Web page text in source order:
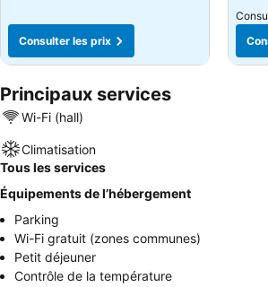
Consulter les prix
Principaux services
Wi-Fi (hall)
Climatisation
Tous les services
Équipements de l’hébergement
Parking
Wi-Fi gratuit (zones communes)
Petit déjeuner
Contrôle de la température